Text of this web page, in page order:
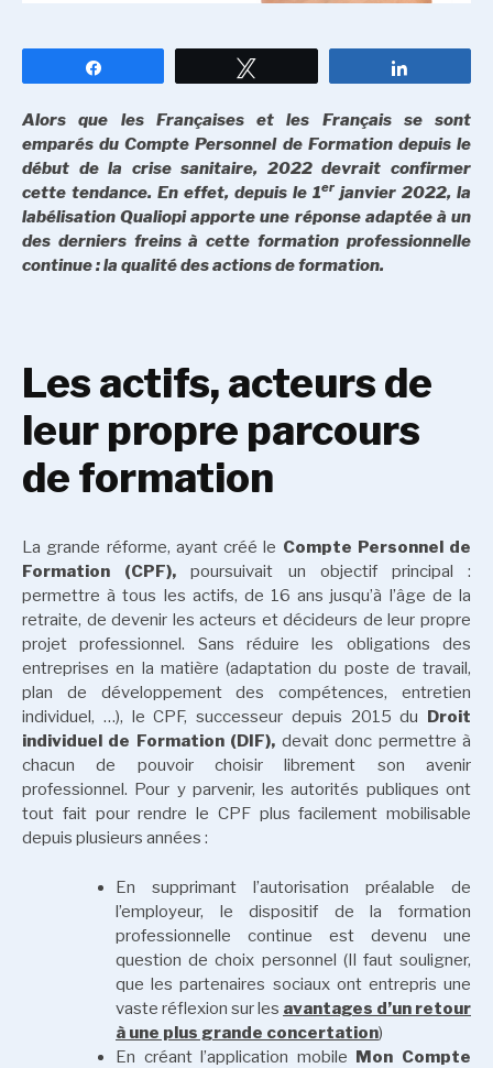
Alors que les Françaises et les Français se sont
emparés du Compte Personnel de Formation depuis le
début de la crise sanitaire, 2022 devrait confirmer
cette tendance. En effet, depuis le 1er janvier 2022, la
labélisation Qualiopi apporte une réponse adaptée à un
des derniers freins à cette formation professionnelle
continue : la qualité des actions de formation.
Les actifs, acteurs de
leur propre parcours
de formation
La grande réforme, ayant créé le Compte Personnel de
Formation (CPF), poursuivait un objectif principal :
permettre à tous les actifs, de 16 ans jusqu’à l’âge de la
retraite, de devenir les acteurs et décideurs de leur propre
projet professionnel. Sans réduire les obligations des
entreprises en la matière (adaptation du poste de travail,
plan de développement des compétences, entretien
individuel, …), le CPF, successeur depuis 2015 du Droit
individuel de Formation (DIF), devait donc permettre à
chacun de pouvoir choisir librement son avenir
professionnel. Pour y parvenir, les autorités publiques ont
tout fait pour rendre le CPF plus facilement mobilisable
depuis plusieurs années :
En supprimant l’autorisation préalable de
l’employeur, le dispositif de la formation
professionnelle continue est devenu une
question de choix personnel (Il faut souligner,
que les partenaires sociaux ont entrepris une
vaste réflexion sur les avantages d’un retour
à une plus grande concertation)
En créant l’application mobile Mon Compte